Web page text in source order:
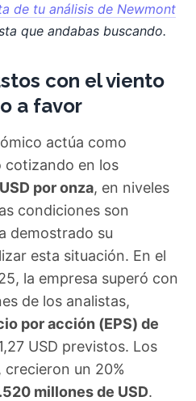
de tu análisis de Newmont
que andabas buscando.
con el viento
a favor
actúa como
cotizando en los
por onza, en niveles
condiciones son
demostrado su
esta situación. En el
la empresa superó con
de los analistas,
por acción (EPS) de
USD previstos. Los
un 20%
millones de USD.